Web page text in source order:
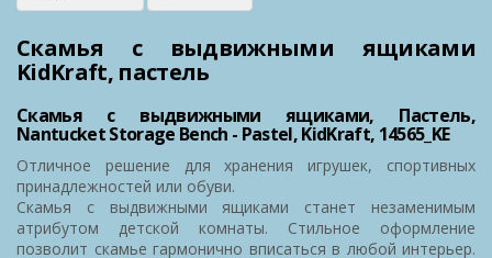
Скамья с выдвижными ящиками
KidKraft, пастель
Скамья с выдвижными ящиками, Пастель,
Nantucket Storage Bench - Pastel, KidKraft, 14565_KE
Отличное решение для хранения игрушек, спортивных
принадлежностей или обуви.
Скамья с выдвижными ящиками станет незаменимым
атрибутом детской комнаты. Стильное оформление
позволит скамье гармонично вписаться в любой интерьер.